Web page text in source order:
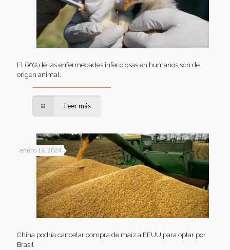
El 60% de las enfermedades infecciosas en humanos son de
origen animal.
Leer más
enero 16, 2024
China podría cancelar compra de maíz a EEUU para optar por
Brasil